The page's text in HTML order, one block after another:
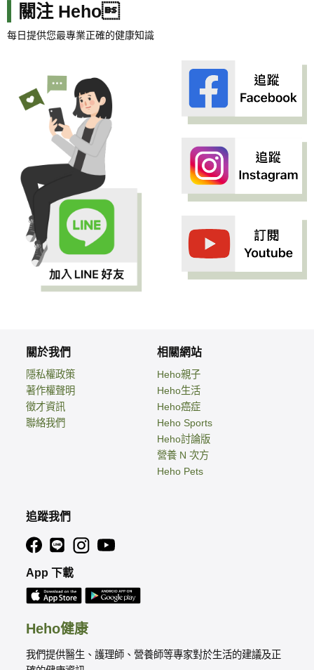
關注 Heho
每日提供您最專業正確的健康知識
Heho健康
我們提供醫生、護理師、營養師等專家對於生活的建議及正
關於我們
隱私權政策
著作權聲明
徵才資訊
聯絡我們
相關網站
Heho親子
Heho生活
Heho癌症
Heho Sports
Heho討論版
營養 N 次方
Heho Pets
追蹤我們
App 下載